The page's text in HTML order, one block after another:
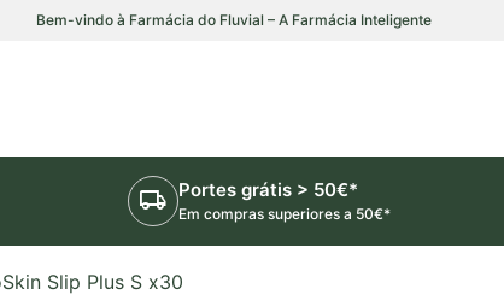
Bem-vindo à Farmácia do Fluvial – A Farmácia Inteligente
local_shipping Portes grátis > 50€*
Em compras superiores a 50€*
Slip Plus S x30